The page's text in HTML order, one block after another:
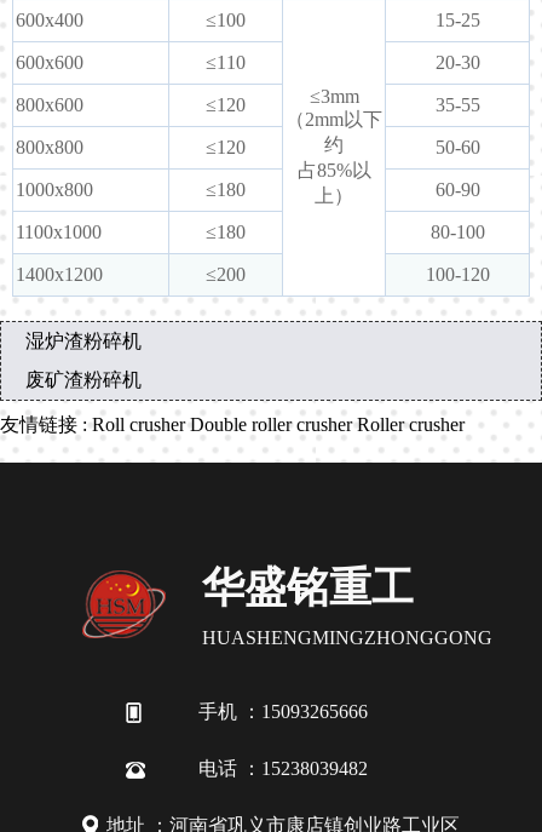
600x400 ≤100
≤3mm
（2mm以下
约
占85%以
上）
15-25
600x600 ≤110 20-30
800x600 ≤120 35-55
800x800 ≤120 50-60
1000x800 ≤180 60-90
1100x1000 ≤180 80-100
1400x1200 ≤200 100-120
湿炉渣粉碎机
废矿渣粉碎机
友情链接 :Roll crusher Double roller crusher Roller crusher
华盛铭重工
HUASHENGMINGZHONGGONG
手机 ：15093265666
电话 ：15238039482
地址 ：河南省巩义市康店镇创业路工业区